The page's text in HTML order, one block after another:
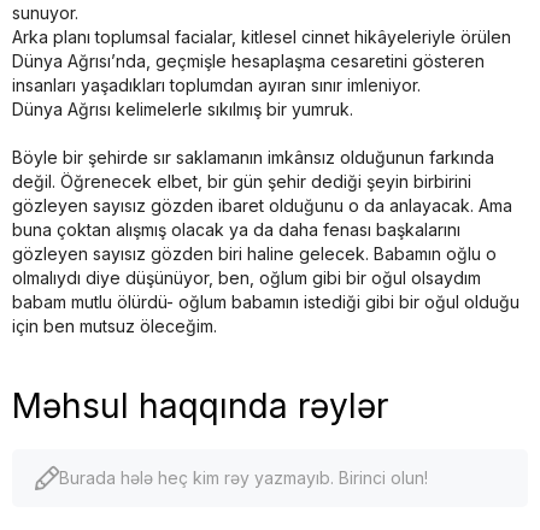
sunuyor.
Arka planı toplumsal facialar, kitlesel cinnet hikâyeleriyle örülen
Dünya Ağrısı’nda, geçmişle hesaplaşma cesaretini gösteren
insanları yaşadıkları toplumdan ayıran sınır imleniyor.
Dünya Ağrısı kelimelerle sıkılmış bir yumruk.
Böyle bir şehirde sır saklamanın imkânsız olduğunun farkında
değil. Öğrenecek elbet, bir gün şehir dediği şeyin birbirini
gözleyen sayısız gözden ibaret olduğunu o da anlayacak. Ama
buna çoktan alışmış olacak ya da daha fenası başkalarını
gözleyen sayısız gözden biri haline gelecek. Babamın oğlu o
olmalıydı diye düşünüyor, ben, oğlum gibi bir oğul olsaydım
babam mutlu ölürdü- oğlum babamın istediği gibi bir oğul olduğu
için ben mutsuz öleceğim.
Məhsul haqqında rəylər
Burada hələ heç kim rəy yazmayıb. Birinci olun!